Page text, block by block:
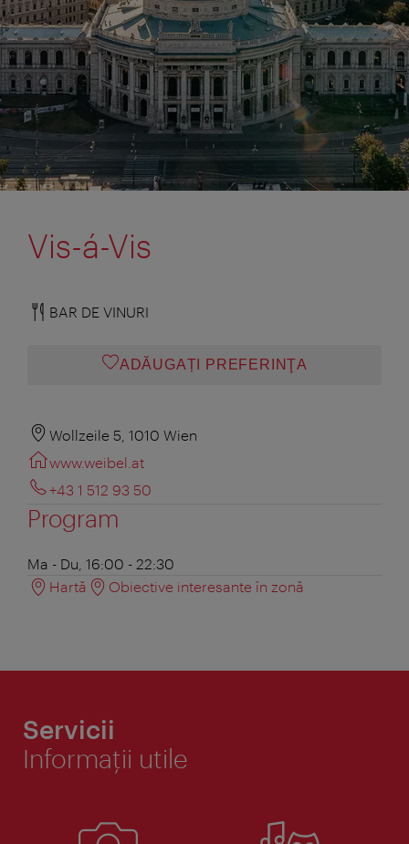
Vis-á-Vis
BAR DE VINURI
ADĂUGAȚI PREFERINŢA
Wollzeile 5, 1010 Wien
www.weibel.at
+43 1 512 93 50
Program
Ma - Du, 16:00 - 22:30
Hartă
Obiective interesante în zonă
Servicii
Informaţii utile